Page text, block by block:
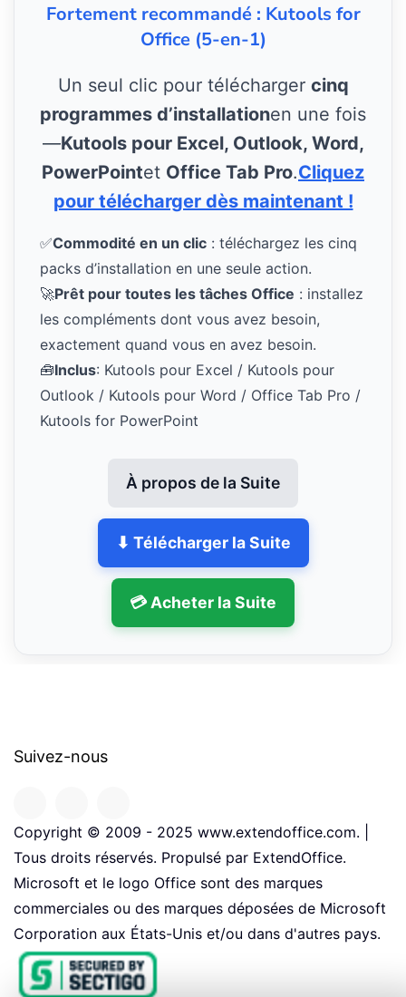
Fortement recommandé : Kutools for
Office (5-en-1)
Un seul clic pour télécharger cinq
programmes d’installationen une fois
—Kutools pour Excel, Outlook, Word,
PowerPointet Office Tab Pro.Cliquez
pour télécharger dès maintenant !
✅Commodité en un clic : téléchargez les cinq
packs d’installation en une seule action.
🚀Prêt pour toutes les tâches Office : installez
les compléments dont vous avez besoin,
exactement quand vous en avez besoin.
🧰Inclus: Kutools pour Excel / Kutools pour
Outlook / Kutools pour Word / Office Tab Pro /
Kutools for PowerPoint
À propos de la Suite
⬇ Télécharger la Suite
💳 Acheter la Suite
Suivez-nous
Copyright © 2009 - 2025 www.extendoffice.com. |
Tous droits réservés. Propulsé par ExtendOffice.
Microsoft et le logo Office sont des marques
commerciales ou des marques déposées de Microsoft
Corporation aux États-Unis et/ou dans d'autres pays.